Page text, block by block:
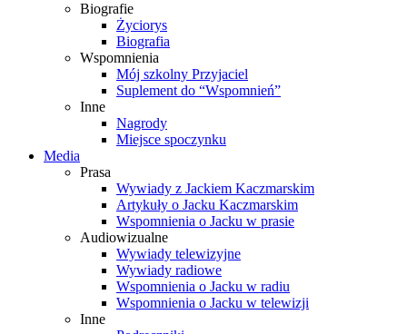
Biografie
Życiorys
Biografia
Wspomnienia
Mój szkolny Przyjaciel
Suplement do “Wspomnień”
Inne
Nagrody
Miejsce spoczynku
Media
Prasa
Wywiady z Jackiem Kaczmarskim
Artykuły o Jacku Kaczmarskim
Wspomnienia o Jacku w prasie
Audiowizualne
Wywiady telewizyjne
Wywiady radiowe
Wspomnienia o Jacku w radiu
Wspomnienia o Jacku w telewizji
Inne